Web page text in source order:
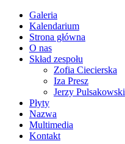
Galeria
Kalendarium
Strona główna
O nas
Skład zespołu
Zofia Ciecierska
Iza Presz
Jerzy Pulsakowski
Płyty
Nazwa
Multimedia
Kontakt